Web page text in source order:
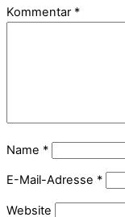
Kommentar *
Name *
E-Mail-Adresse *
Website